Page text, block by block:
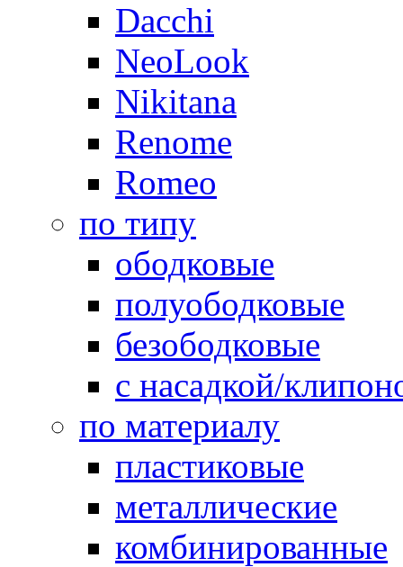
Dacchi
NeoLook
Nikitana
Renome
Romeo
по типу
ободковые
полуободковые
безободковые
с насадкой/
по материалу
пластиковые
металлические
комбинированные